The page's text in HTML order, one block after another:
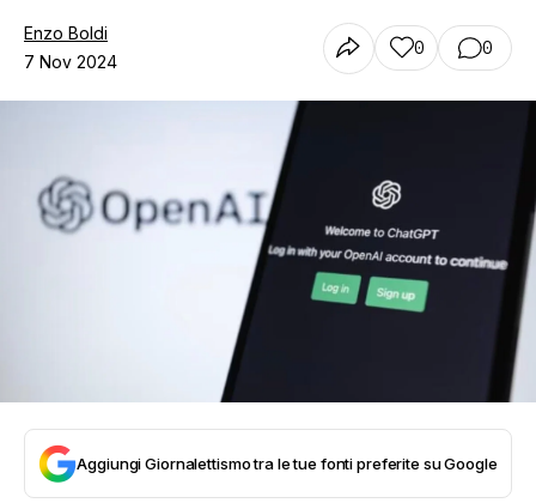
Enzo Boldi
7 Nov 2024
0 0
Aggiungi Giornalettismo tra le tue fonti preferite su Google